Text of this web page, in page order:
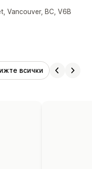
Vancouver, BC, V6B
всички